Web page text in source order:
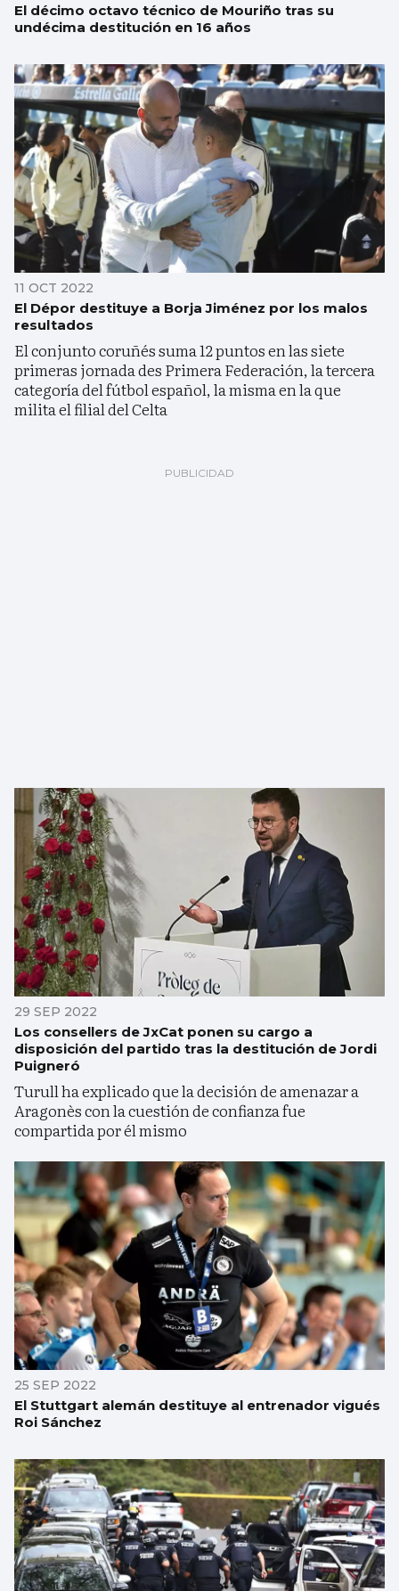
El décimo octavo técnico de Mouriño tras su
undécima destitución en 16 años
11 OCT 2022
El Dépor destituye a Borja Jiménez por los malos
resultados
El conjunto coruñés suma 12 puntos en las siete
primeras jornada des Primera Federación, la tercera
categoría del fútbol español, la misma en la que
milita el filial del Celta
29 SEP 2022
Los consellers de JxCat ponen su cargo a
disposición del partido tras la destitución de Jordi
Puigneró
Turull ha explicado que la decisión de amenazar a
Aragonès con la cuestión de confianza fue
compartida por él mismo
25 SEP 2022
El Stuttgart alemán destituye al entrenador vigués
Roi Sánchez